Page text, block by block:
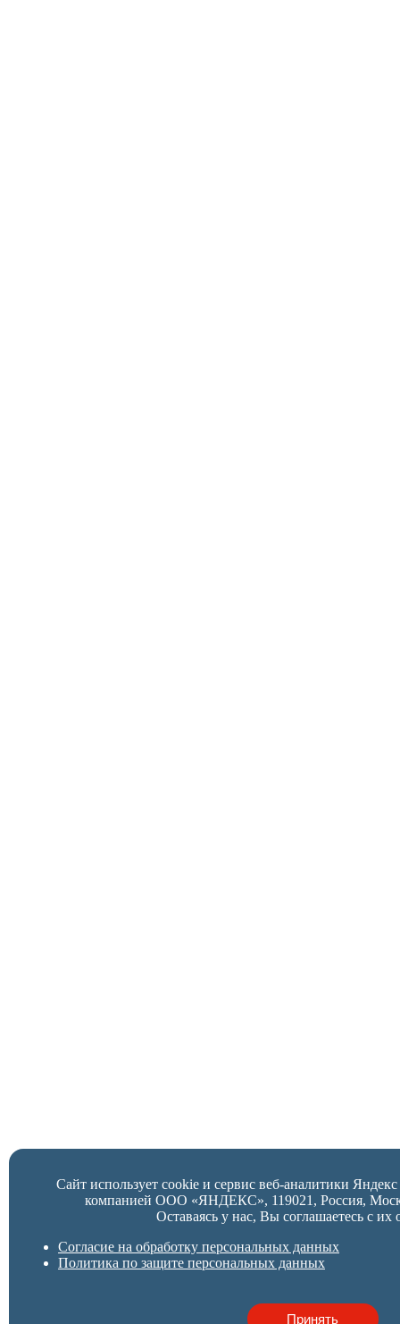
Сайт использует cookie и сервис веб-аналитики
компанией ООО «ЯНДЕКС», 119021, Россия,
Оставаясь у нас, Вы соглашаетесь с их
Согласие на обработку персональных данных
Политика по защите персональных данных
Принять